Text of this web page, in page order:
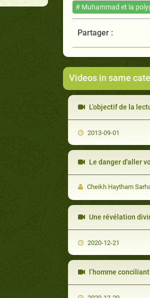
# Muhammad et la
Partager :
Videos in same
L’objectif de la
2013-09-01
Le danger d'aller
Cheikh Haytham
Une révélation
2020-12-21
l’homme conciliant